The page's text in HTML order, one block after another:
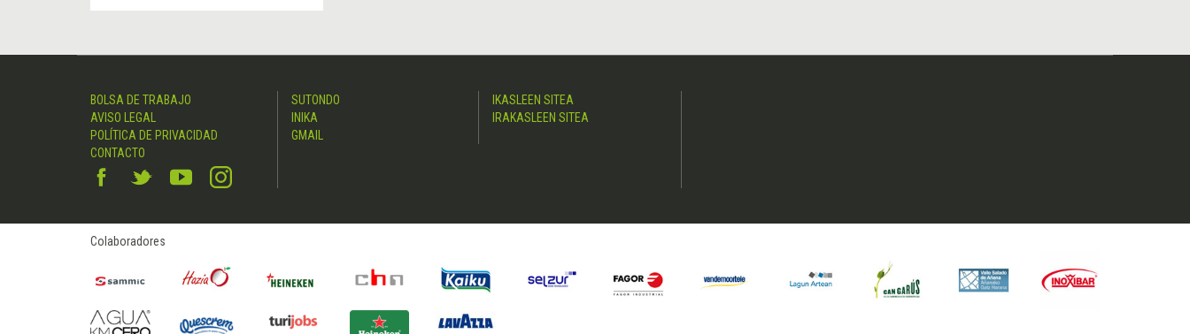
BOLSA DE TRABAJO
AVISO LEGAL
POLÍTICA DE PRIVACIDAD
CONTACTO
SUTONDO
INIKA
GMAIL
IKASLEEN SITEA
IRAKASLEEN SITEA
Colaboradores